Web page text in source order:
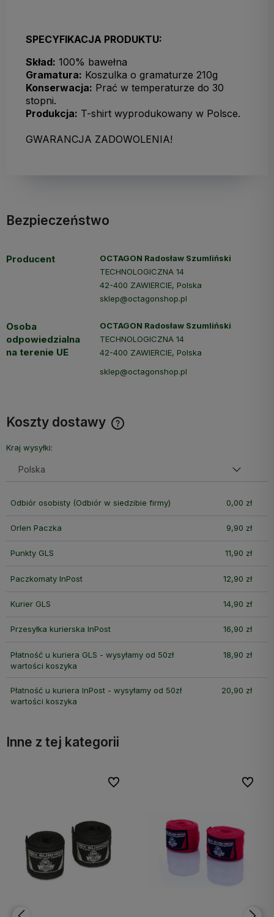
SPECYFIKACJA PRODUKTU:
Skład: 100% bawełna
Gramatura: Koszulka o gramaturze 210g
Konserwacja: Prać w temperaturze do 30
stopni.
Produkcja: T-shirt wyprodukowany w Polsce.
GWARANCJA ZADOWOLENIA!
Bezpieczeństwo
Producent
OCTAGON Radosław Szumliński
TECHNOLOGICZNA 14
42-400 ZAWIERCIE, Polska
sklep@octagonshop.pl
Osoba
odpowiedzialna
na terenie UE
OCTAGON Radosław Szumliński
TECHNOLOGICZNA 14
42-400 ZAWIERCIE, Polska
sklep@octagonshop.pl
Koszty dostawy
Kraj wysyłki:
Odbiór osobisty(Odbiór w siedzibie firmy) 0,00 zł
Orlen Paczka 9,90 zł
Punkty GLS 11,90 zł
Paczkomaty InPost 12,90 zł
Kurier GLS 14,90 zł
Przesyłka kurierska InPost 16,90 zł
Płatność u kuriera GLS - wysyłamy od 50zł
wartości koszyka
18,90 zł
Płatność u kuriera InPost - wysyłamy od 50zł
wartości koszyka
20,90 zł
Inne z tej kategorii
Do ulubionych
Do ulubionych Do
Do